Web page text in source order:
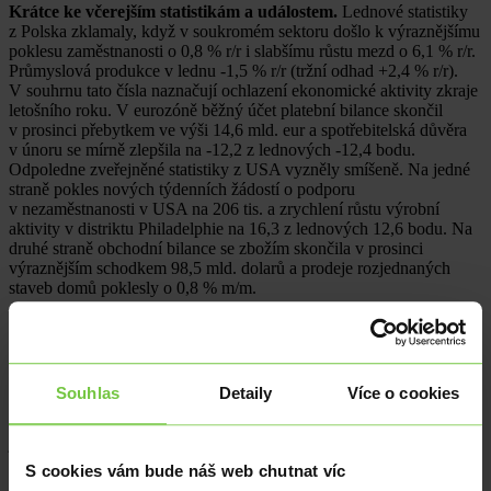
Souhlas Detaily Více o cookies
S cookies vám bude náš web chutnat víc
Krátce ke včerejším statistikám a událostem. Lednové statistiky
z Polska zklamaly, když v soukromém sektoru došlo k výraznějšímu
poklesu zaměstnanosti o 0,8 % r/r i slabšímu růstu mezd o 6,1 % r/r.
Průmyslová produkce v lednu -1,5 % r/r (tržní odhad +2,4 % r/r).
V souhrnu tato čísla naznačují ochlazení ekonomické aktivity zkraje
letošního roku. V eurozóně běžný účet platební bilance skončil
v prosinci přebytkem ve výši 14,6 mld. eur a spotřebitelská důvěra
v únoru se mírně zlepšila na -12,2 z lednových -12,4 bodu.
Odpoledne zveřejněné statistiky z USA vyzněly smíšeně. Na jedné
straně pokles nových týdenních žádostí o podporu
v nezaměstnanosti v USA na 206 tis. a zrychlení růstu výrobní
aktivity v distriktu Philadelphie na 16,3 z lednových 12,6 bodu. Na
druhé straně obchodní bilance se zbožím skončila v prosinci
výraznějším schodkem 98,5 mld. dolarů a prodeje rozjednaných
staveb domů poklesly o 0,8 % m/m.
Stručně ke včerejšímu obchodování na devizovém trhu.Na
hlavním měnovém páru se ve čtvrtek dařilo dolaru, který vůči euru
posílil až na úroveň 1,175 EURUSD (téměř měsíční maximum
americké měny). V závěru odpoledne dolar část zisků odevzdal. Na
euro včera negativně doléhal růst ceny ropy, když podle
neoficiálních informací je armáda USA připravena zaútočit na Írán
připraveny k vojenské akci během 10 až 15 dnů, pokud se jednání
nebudou vyvíjet správným směrem. Koruna vůči dolaru oslabila nad